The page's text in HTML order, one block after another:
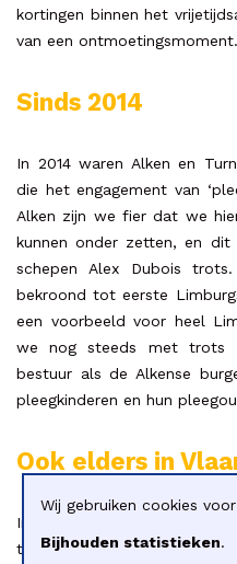
kortingen binnen het
van een
Sinds 2014
In 2014 waren Alken en
die het engagement van
Alken zijn we fier dat we
kunnen onder zetten, en dit
schepen Alex Dubois
bekroond tot eerste
een voorbeeld voor heel
we nog steeds met trots
bestuur als de Alkense
pleegkinderen en hun
Ook elders in
Inmiddels zeiden 188
tegen pleegzorg. “Elke
Wij gebruiken cookies
Bijhouden statistieken.